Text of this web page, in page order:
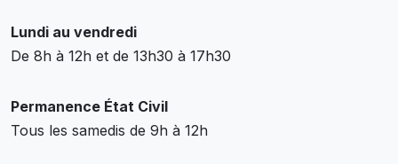
Lundi au vendredi
De 8h à 12h et de 13h30 à 17h30
Permanence État Civil
Tous les samedis de 9h à 12h